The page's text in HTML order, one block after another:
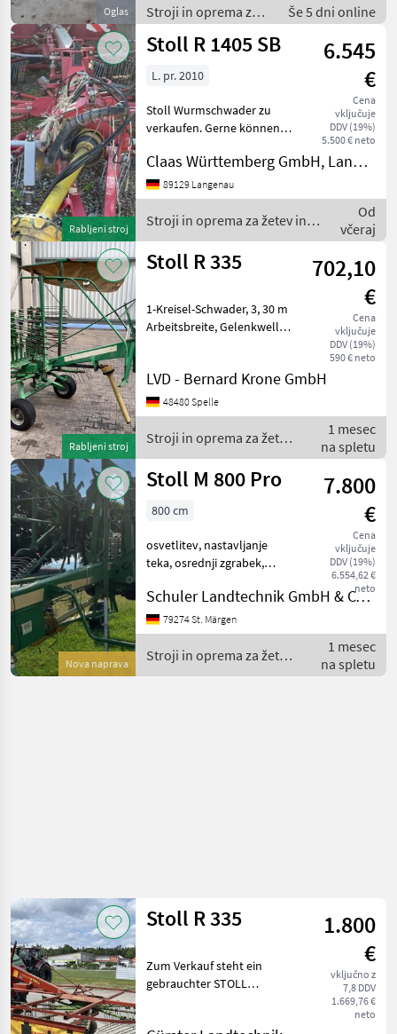
Oglas
Stroji in oprema za
žetev in spravilo /
Vrtavkasti
Še 5 dni online
Rabljeni stroj
Stoll R 1405 SB
6.545
€
Cena
vključuje
DDV (19%)
5.500 € neto
L. pr. 2010
Stoll Wurmschwader zu
verkaufen. Gerne können
Probelauf vorbeikommen.
Alle Angaben ohne Gewähr;
Zwischenverkauf
vorbehalten; Besuchen
Claas Württemberg GmbH, Langenau
89129 Langenau
Stroji in oprema za žetev in
spravilo / Stoll
Od
včeraj
Rabljeni stroj
Stoll R 335
702,10
€
Cena
vključuje
DDV (19%)
590 € neto
1-Kreisel-Schwader, 3, 30 m
Arbeitsbreite, Gelenkwelle
zgrabljalnik
LVD - Bernard Krone GmbH
48480 Spelle
Stroji in oprema za žetev
in spravilo / Stoll
1 mesec
na spletu
Nova naprava
Stoll M 800 Pro
7.800
€
Cena
vključuje
DDV (19%)
6.554,62 €
neto
800 cm
osvetlitev, nastavljanje
teka, osrednji zgrabek,
zgrabek Stroji in oprema za
žetev in spravilo Vrtavkasti
zgrabljalnik
Schuler Landtechnik GmbH & CO KG
79274 St. Märgen
Stroji in oprema za žetev
in spravilo / Stoll
1 mesec
na spletu
Stoll R 335
1.800
€
vključno z
7,8 DDV
1.669,76 €
neto
Zum Verkauf steht ein
gebrauchter STOLL